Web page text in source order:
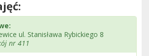
ul. Stanisława Rybickiego 8
nr 411